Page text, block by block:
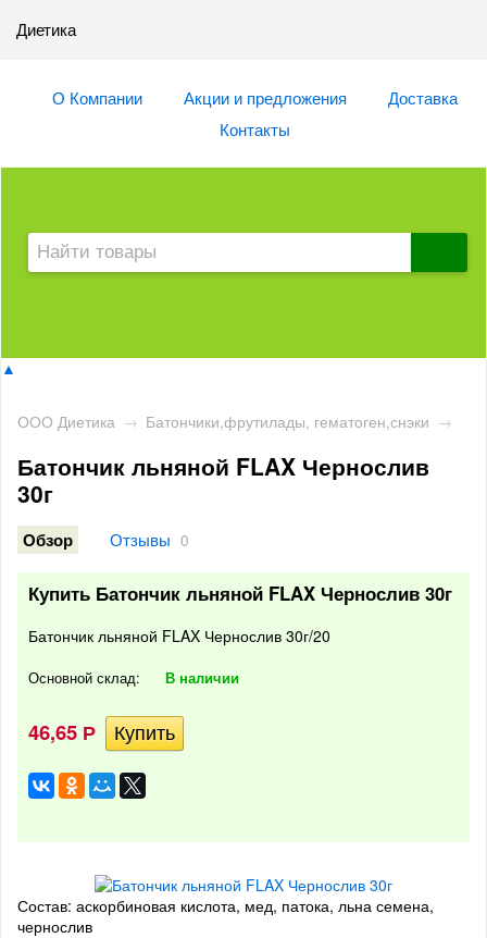
Диетика
О Компании Акции и предложения
Доставка
Контакты
▲
ООО Диетика → Батончики,фрутилады, гематоген,снэки →
Батончик льняной FLAX Чернослив
30г
Обзор Отзывы 0
Купить Батончик льняной FLAX Чернослив 30г
Батончик льняной FLAX Чернослив 30г/20
Основной склад: В наличии
46,65 Р
Состав: аскорбиновая кислота, мед, патока, льна семена,
чернослив